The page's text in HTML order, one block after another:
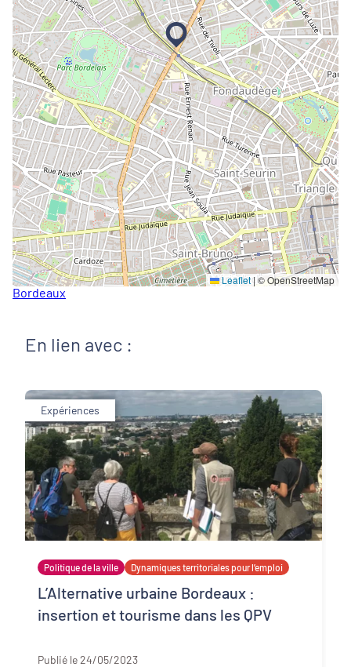
Leaflet |© OpenStreetMap
Bordeaux
En lien avec :
Expériences
Politique de la ville Dynamiques territoriales pour l’emploi
L’Alternative urbaine Bordeaux :
insertion et tourisme dans les QPV
Publié le 24/05/2023